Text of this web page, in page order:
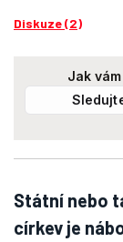
Diskuze (2)
Jak
Státní nebo
církev je